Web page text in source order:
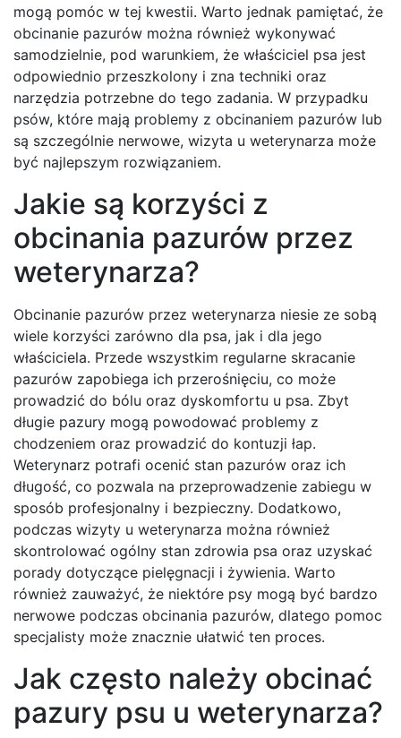
mogą pomóc w tej kwestii. Warto jednak pamiętać, że
obcinanie pazurów można również wykonywać
samodzielnie, pod warunkiem, że właściciel psa jest
odpowiednio przeszkolony i zna techniki oraz
narzędzia potrzebne do tego zadania. W przypadku
psów, które mają problemy z obcinaniem pazurów lub
są szczególnie nerwowe, wizyta u weterynarza może
być najlepszym rozwiązaniem.
Jakie są korzyści z
obcinania pazurów przez
weterynarza?
Obcinanie pazurów przez weterynarza niesie ze sobą
wiele korzyści zarówno dla psa, jak i dla jego
właściciela. Przede wszystkim regularne skracanie
pazurów zapobiega ich przerośnięciu, co może
prowadzić do bólu oraz dyskomfortu u psa. Zbyt
długie pazury mogą powodować problemy z
chodzeniem oraz prowadzić do kontuzji łap.
Weterynarz potrafi ocenić stan pazurów oraz ich
długość, co pozwala na przeprowadzenie zabiegu w
sposób profesjonalny i bezpieczny. Dodatkowo,
podczas wizyty u weterynarza można również
skontrolować ogólny stan zdrowia psa oraz uzyskać
porady dotyczące pielęgnacji i żywienia. Warto
również zauważyć, że niektóre psy mogą być bardzo
nerwowe podczas obcinania pazurów, dlatego pomoc
specjalisty może znacznie ułatwić ten proces.
Jak często należy obcinać
pazury psu u weterynarza?